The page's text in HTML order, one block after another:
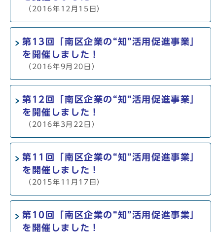
（2016年12月15日）
第13回「南区企業の“知”活用促進事業」
を開催しました！
（2016年9月20日）
第12回「南区企業の“知”活用促進事業」
を開催しました！
（2016年3月22日）
第11回「南区企業の“知”活用促進事業」
を開催しました！
（2015年11月17日）
第10回「南区企業の“知”活用促進事業」
を開催しました！